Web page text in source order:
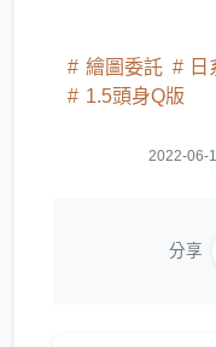
繪圖委託 日
1.5頭身Q版
2022-06-
分享